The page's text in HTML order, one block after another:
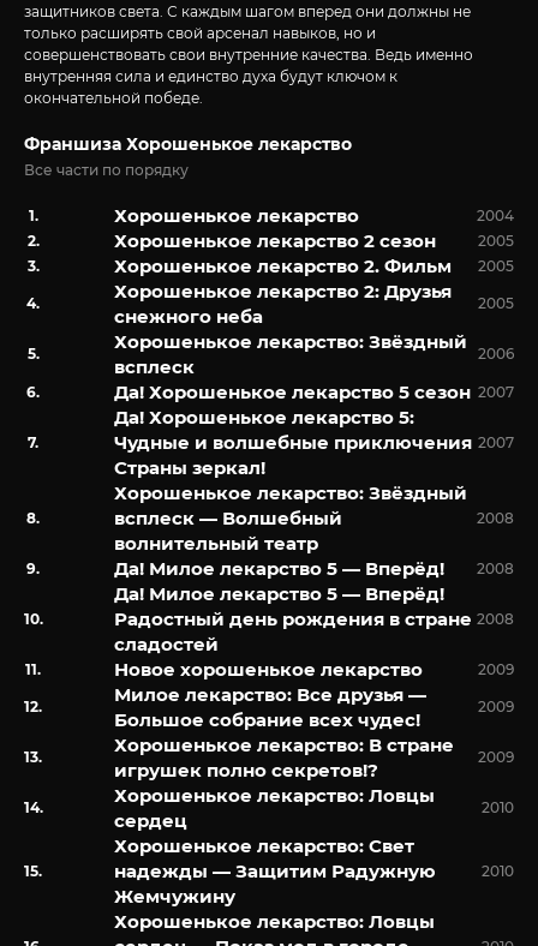
защитников света. С каждым шагом вперед они должны не
только расширять свой арсенал навыков, но и
совершенствовать свои внутренние качества. Ведь именно
внутренняя сила и единство духа будут ключом к
окончательной победе.
Франшиза Хорошенькое лекарство
Все части по порядку
Хорошенькое лекарство 2004
Хорошенькое лекарство 2 сезон 2005
Хорошенькое лекарство 2. Фильм 2005
Хорошенькое лекарство 2: Друзья
снежного неба
2005
Хорошенькое лекарство: Звёздный
всплеск
2006
Да! Хорошенькое лекарство 5 сезон 2007
Да! Хорошенькое лекарство 5:
Чудные и волшебные приключения
Страны зеркал!
2007
Хорошенькое лекарство: Звёздный
всплеск — Волшебный
волнительный театр
2008
Да! Милое лекарство 5 — Вперёд! 2008
Да! Милое лекарство 5 — Вперёд!
Радостный день рождения в стране
сладостей
2008
Новое хорошенькое лекарство 2009
Милое лекарство: Все друзья —
Большое собрание всех чудес!
2009
Хорошенькое лекарство: В стране
игрушек полно секретов!?
2009
Хорошенькое лекарство: Ловцы
сердец
2010
Хорошенькое лекарство: Свет
надежды — Защитим Радужную
Жемчужину
2010
Хорошенькое лекарство: Ловцы